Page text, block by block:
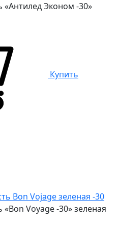
Эконом -30»
Купить
Voyage -30» зеленая